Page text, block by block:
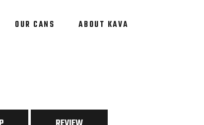
OUR CANS ABOUT KAVA